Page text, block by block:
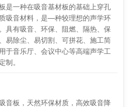
是一种在吸音基材板的基础上穿孔
吸音材料，是—种较理想的声学环
具有吸音、环保、阻燃、隔热、保
易除尘、易切割、可拼花、施工简
于音乐厅、会议中心等高端声学工
。
音板，天然环保材质，高效吸音降